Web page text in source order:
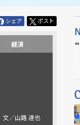
シェア ポスト
文／山路 達也